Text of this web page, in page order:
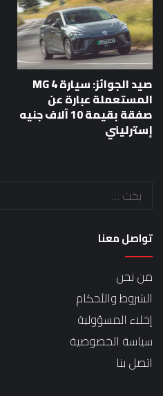
صيد الجوائز: سيارة MG 4
المستعملة عبارة عن
صفقة بقيمة 10 آلاف جنيه
إسترليني
تواصل معنا
من نحن
الشروط والأحكام
إخلاء المسؤولية
سياسة الخصوصية
اتصل بنا